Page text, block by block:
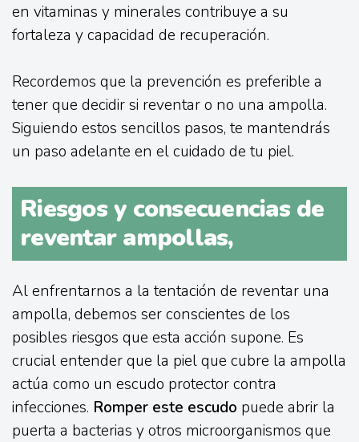
en vitaminas y minerales contribuye a su
fortaleza y capacidad de recuperación.
Recordemos que la prevención es preferible a
tener que decidir si reventar o no una ampolla.
Siguiendo estos sencillos pasos, te mantendrás
un paso adelante en el cuidado de tu piel.
Riesgos y consecuencias de
reventar ampollas,
Al enfrentarnos a la tentación de reventar una
ampolla, debemos ser conscientes de los
posibles riesgos que esta acción supone. Es
crucial entender que la piel que cubre la ampolla
actúa como un escudo protector contra
infecciones. Romper este escudo puede abrir la
puerta a bacterias y otros microorganismos que